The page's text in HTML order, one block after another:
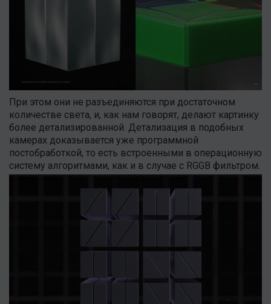
При этом они не разъединяются при достаточном
количестве света, и, как нам говорят, делают картинку
более детализированной. Детализация в подобных
камерах доказывается уже программной
постобработкой, то есть встроенными в операционную
систему алгоритмами, как и в случае с RGGB фильтром.